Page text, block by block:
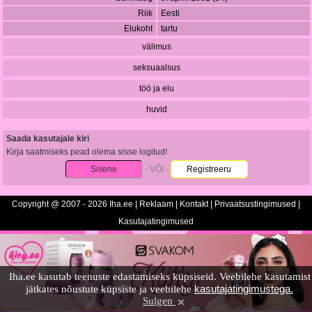
Iha.ee kasutab teenuste edastamiseks küpsiseid. Veebilehe kasutamist
jätkates nõustute küpsiste ja veebilehekasutajatingimustega.
Sulgen
Riik
Eesti
Elukoht
tartu
välimus
seksuaalsus
töö ja elu
huvid
Saada kasutajale kiri
Kirja saatmiseks pead olema sisse logitud!
Sisene
- VÕI - Registreeru
Copyright @ 2007 - 2026 Iha.ee | Reklaam Kontakt| Privaatsustingimused
Kasutajatingimused